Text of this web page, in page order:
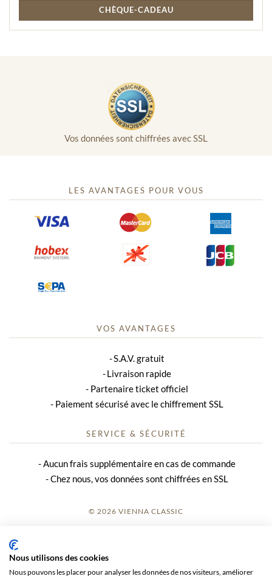
CHÈQUE-CADEAU
Vos données sont chiffrées avec SSL
LES AVANTAGES POUR VOUS
VOS AVANTAGES
S.A.V. gratuit
Livraison rapide
Partenaire ticket officiel
Paiement sécurisé avec le chiffrement SSL
SERVICE & SÉCURITÉ
Aucun frais supplémentaire en cas de commande
Chez nous, vos données sont chiffrées en SSL
© 2026 VIENNA CLASSIC
Nous utilisons des cookies
Nous pouvons les placer pour analyser les données de nos visiteurs, améliorer